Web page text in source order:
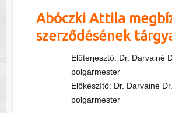
Abóczki Attila
szerződésének
Előterjesztő: Dr. Darvainé
polgármester
Előkészítő: Dr. Darvainé
polgármester